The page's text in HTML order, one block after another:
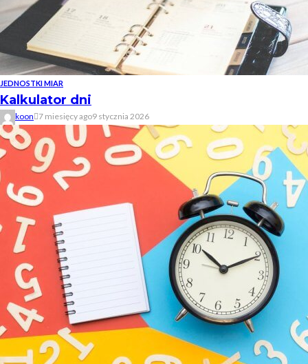
JEDNOSTKI MIAR
Kalkulator dni
koon 7 miesięcy ago9 stycznia 2026